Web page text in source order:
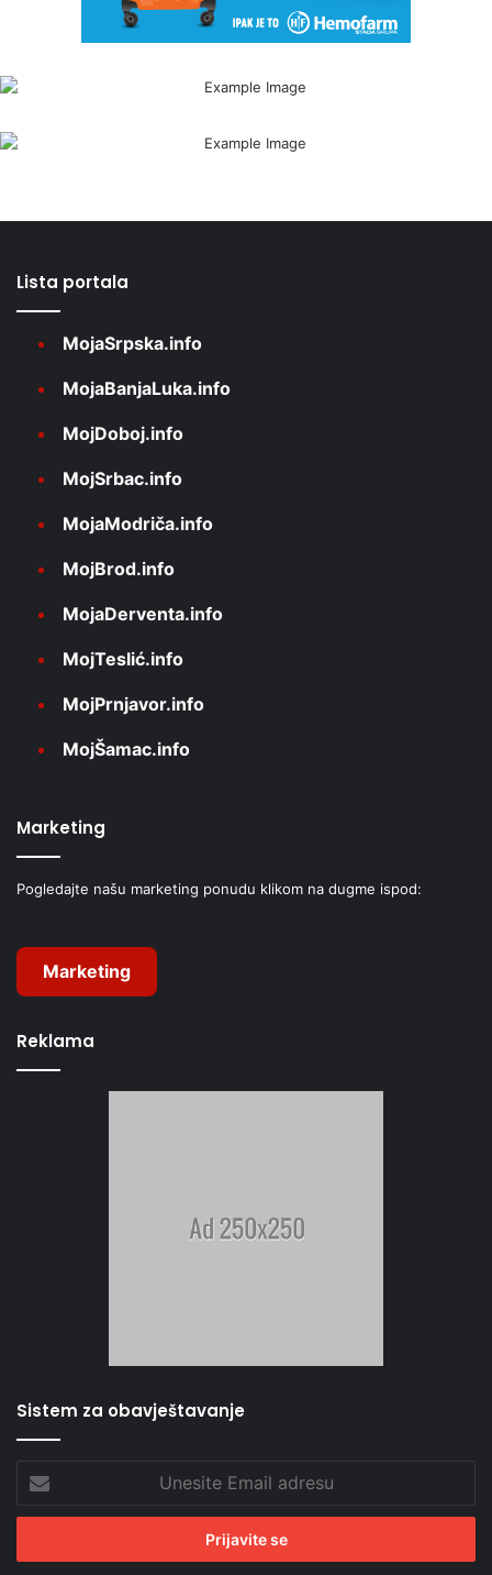
Lista portala
MojaSrpska.info
MojaBanjaLuka.info
MojDoboj.info
MojSrbac.info
MojaModriča.info
MojBrod.info
MojaDerventa.info
MojTeslić.info
MojPrnjavor.info
MojŠamac.info
Marketing
Pogledajte našu marketing ponudu klikom na dugme ispod:
Marketing
Reklama
Sistem za obavještavanje
Email
adresu